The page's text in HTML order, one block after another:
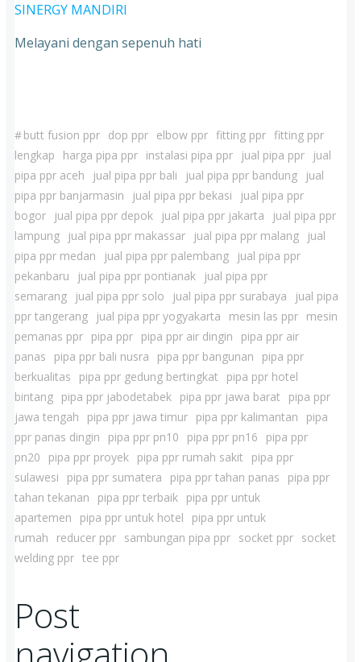
SINERGY MANDIRI
Melayani dengan sepenuh hati
#butt fusion ppr dop ppr elbow ppr fitting ppr fitting ppr
lengkap
harga pipa ppr instalasi pipa ppr jual pipa ppr
jual
pipa ppr aceh
jual pipa ppr bali jual pipa ppr bandung
jual
pipa ppr banjarmasin
jual pipa ppr bekasi
jual pipa ppr
bogor
jual pipa ppr depok jual pipa ppr jakarta
jual pipa ppr
lampung
jual pipa ppr makassar jual pipa ppr malang
jual
pipa ppr medan
jual pipa ppr palembang
jual pipa ppr
pekanbaru
jual pipa ppr pontianak
jual pipa ppr
semarang
jual pipa ppr solo jual pipa ppr surabaya
jual pipa
ppr tangerang
jual pipa ppr yogyakarta mesin las ppr mesin
pemanas ppr pipa ppr pipa ppr air dingin
pipa ppr air
panas
pipa ppr bali nusra pipa ppr bangunan
pipa ppr
berkualitas
pipa ppr gedung bertingkat
pipa ppr hotel
bintang pipa ppr jabodetabek pipa ppr jawa barat
pipa ppr
jawa tengah
pipa ppr jawa timur pipa ppr kalimantan
pipa
ppr panas dingin
pipa ppr pn10 pipa ppr pn16
pipa ppr
pn20
pipa ppr proyek pipa ppr rumah sakit
pipa ppr
sulawesi
pipa ppr sumatera pipa ppr tahan panas
pipa ppr
tahan tekanan
pipa ppr terbaik pipa ppr untuk
apartemen
pipa ppr untuk hotel
pipa ppr untuk
rumah
reducer ppr sambungan pipa ppr socket ppr socket
welding ppr tee ppr
Post